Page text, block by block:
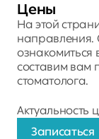
Цены
На этой
направления.
ознакомиться
составим вам
стоматолога.
Актуальность
Записаться